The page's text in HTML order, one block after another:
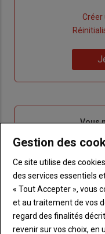
Créer
de
me
Sous-
Vous
TITRE
BodyChoisissez
compte
Lien
Gestion des
Ce site utilise des
des services essentiels
« Tout Accepter », vous
et au traitement de vos
regard des finalités
revenir sur vos choix, en